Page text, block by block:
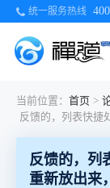
统一服务热线
当前位置： 首页 >
反馈的，列
重新放出来